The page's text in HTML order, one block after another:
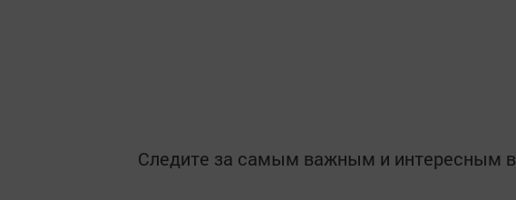
Следите за самым важным и интересным в